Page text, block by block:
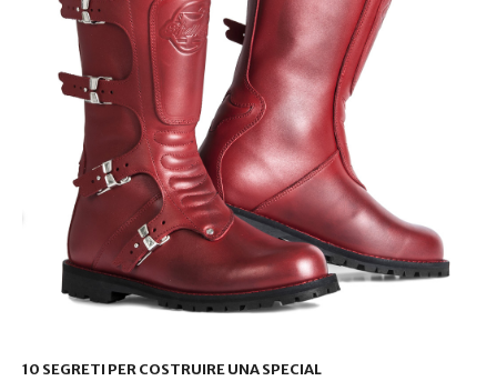
10 SEGRETI PER COSTRUIRE UNA SPECIAL